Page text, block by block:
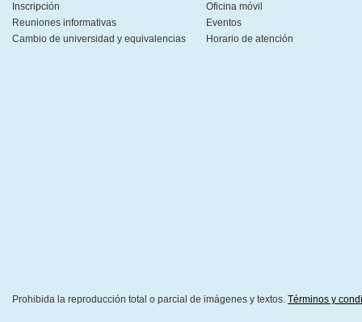
Inscripción
Reuniones informativas
Cambio de universidad y equivalencias
Oficina móvil
Eventos
Horario de atención
Prohibida la reproducción total o parcial de imágenes y textos. Términos y